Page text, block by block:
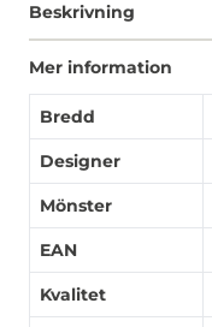
Beskrivning
Mer information
Bredd
Designer
Mönster
EAN
Kvalitet